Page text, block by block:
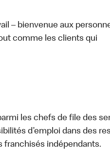
– bienvenue aux
comme les clients qui
les chefs de file des
d’emploi dans des
franchisés indépendants.